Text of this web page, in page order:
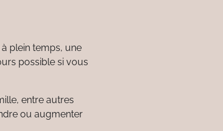
plein temps, une
possible si vous
entre autres
ou augmenter